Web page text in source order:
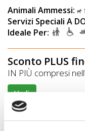
Animali Ammessi:
Servizi Speciali A
Ideale Per:
Sconto PLUS
IN PIÙ compresi
Vedi